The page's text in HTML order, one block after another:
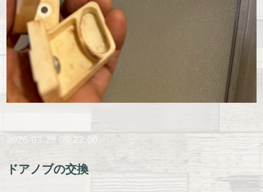
2026-03-28 09:22:00
ドアノブの交換